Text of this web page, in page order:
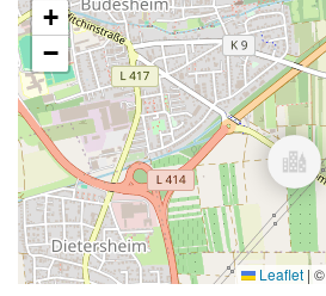
+
−
Leaflet | ©